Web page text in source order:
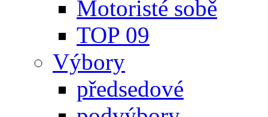
Motoristé sobě
TOP 09
Výbory
předsedové